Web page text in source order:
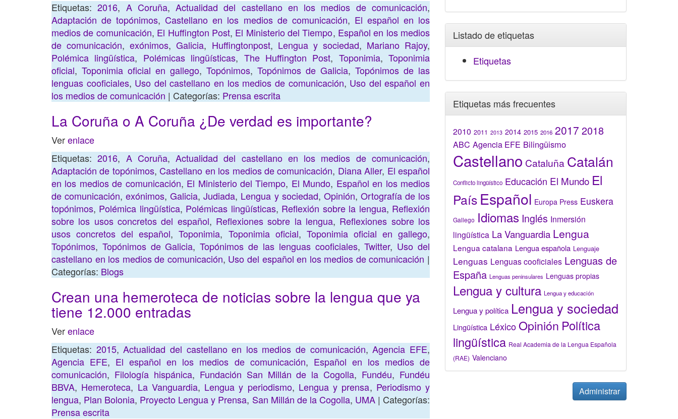
Etiquetas:2016, A Coruña,Actualidad del castellano en los medios de comunicación,
Adaptación de topónimos,Castellano en los medios de comunicación, El español en los
medios de comunicación, El Huffington Post, El Ministerio del Tiempo, Español en los medios
de comunicación,exónimos,Galicia, Huffingtonpost, Lengua y sociedad, Mariano Rajoy,
Polémica lingüística, Polémicas lingüísticas, The Huffington Post, Toponimia, Toponimia
oficial, Toponimia oficial en gallego, Topónimos, Topónimos de Galicia, Topónimos de las
lenguas cooficiales, Uso del castellano en los medios de comunicación, Uso del español en
los medios de comunicación | Categorías: Prensa escrita
La Coruña o A Coruña ¿De verdad es importante?
Verenlace
Etiquetas:2016, A Coruña,Actualidad del castellano en los medios de comunicación,
Adaptación de topónimos,Castellano en los medios de comunicación, Diana Aller, El español
en los medios de comunicación, El Ministerio del Tiempo, El Mundo, Español en los medios
de comunicación,exónimos,Galicia,Judiada, Lengua y sociedad, Opinión, Ortografía de los
topónimos, Polémica lingüística, Polémicas lingüísticas, Reflexión sobre la lengua, Reflexión
sobre los usos concretos del español, Reflexiones sobre la lengua, Reflexiones sobre los
usos concretos del español,Toponimia, Toponimia oficial, Toponimia oficial en gallego,
Topónimos, Topónimos de Galicia,Topónimos de las lenguas cooficiales,Twitter, Uso del
castellano en los medios de comunicación, Uso del español en los medios de comunicación |
Categorías: Blogs
Crean una hemeroteca de noticias sobre la lengua que ya
tiene 12.000 entradas
Verenlace
Etiquetas: 2015,Actualidad del castellano en los medios de comunicación,Agencia EFE,
Agencia EFE, El español en los medios de comunicación, Español en los medios de
comunicación, Filología hispánica, Fundación San Millán de la Cogolla, Fundéu, Fundéu
BBVA, Hemeroteca, La Vanguardia, Lengua y periodismo, Lengua y prensa, Periodismo y
lengua, Plan Bolonia, Proyecto Lengua y Prensa, San Millán de la Cogolla, UMA| Categorías:
Prensa escrita
Listado de etiquetas
Etiquetas
Etiquetas más frecuentes
2010 2011 2013 2014 2015 2016 2017 2018
ABC Agencia EFE Bilingüismo
Castellano Cataluña Catalán
Conflicto lingüístico Educación El Mundo El
País Español Europa Press Euskera
Gallego Idiomas Inglés Inmersión
lingüística La Vanguardia Lengua
Lengua catalana Lengua española Lenguaje
Lenguas Lenguas cooficiales Lenguas de
España Lenguas peninsulares Lenguas propias
Lengua y cultura Lengua y educación
Lengua y política Lengua y sociedad
Lingüística LéxicoOpinión Política
lingüística Real Academia de la Lengua Española
(RAE) Valenciano
Administrar